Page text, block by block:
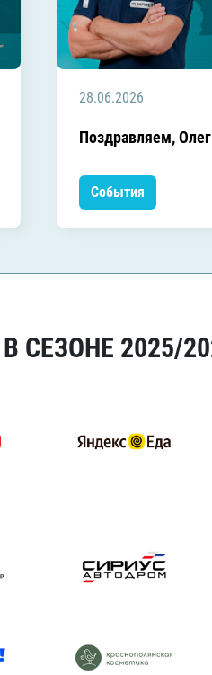
28.06.2026
Поздравляем,
События
СЕЗОНЕ 2025/